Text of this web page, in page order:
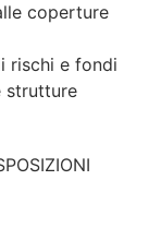
coperture
rischi e fondi
strutture